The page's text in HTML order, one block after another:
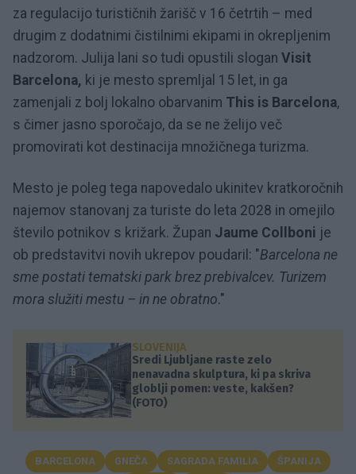
za regulacijo turističnih žarišč v 16 četrtih – med
drugim z dodatnimi čistilnimi ekipami in okrepljenim
nadzorom. Julija lani so tudi opustili slogan Visit
Barcelona, ki je mesto spremljal 15 let, in ga
zamenjali z bolj lokalno obarvanim This is Barcelona,
s čimer jasno sporočajo, da se ne želijo več
promovirati kot destinacija množičnega turizma.
Mesto je poleg tega napovedalo ukinitev kratkoročnih
najemov stanovanj za turiste do leta 2028 in omejilo
število potnikov s križark. Župan Jaume Collboni je
ob predstavitvi novih ukrepov poudaril: "Barcelona ne
sme postati tematski park brez prebivalcev. Turizem
mora služiti mestu – in ne obratno."
SLOVENIJA
Sredi Ljubljane raste zelo
nenavadna skulptura, ki pa skriva
globlji pomen: veste, kakšen?
(FOTO)
BARCELONA GNEČA SAGRADA FAMILIA
ŠPANIJA